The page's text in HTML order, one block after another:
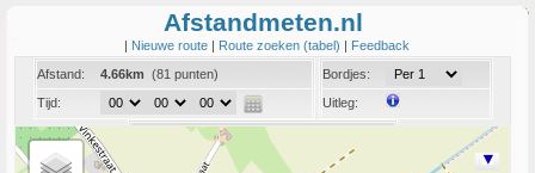
Afstandmeten.nl
| Nieuwe route | Route zoeken (tabel) | Feedback
Afstand:
4.66km (81 punten)
Tijd:
Bordjes:
Uitleg:
Link naar deze route